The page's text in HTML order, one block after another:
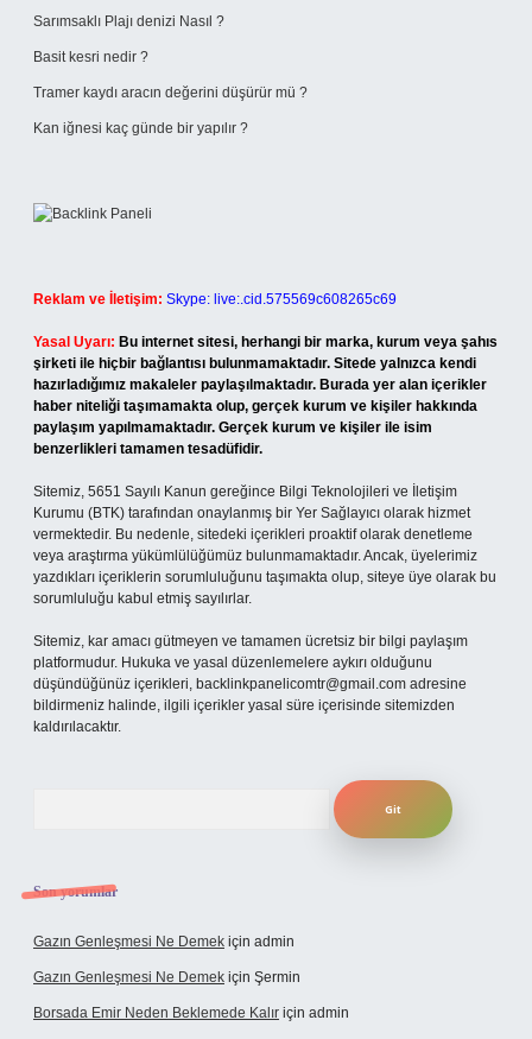
Sarımsaklı Plajı denizi Nasıl ?
Basit kesri nedir ?
Tramer kaydı aracın değerini düşürür mü ?
Kan iğnesi kaç günde bir yapılır ?
Reklam ve İletişim: Skype: live:.cid.575569c608265c69
Yasal Uyarı: Bu internet sitesi, herhangi bir marka, kurum veya şahıs
şirketi ile hiçbir bağlantısı bulunmamaktadır. Sitede yalnızca kendi
hazırladığımız makaleler paylaşılmaktadır. Burada yer alan içerikler
haber niteliği taşımamakta olup, gerçek kurum ve kişiler hakkında
paylaşım yapılmamaktadır. Gerçek kurum ve kişiler ile isim
benzerlikleri tamamen tesadüfidir.
Sitemiz, 5651 Sayılı Kanun gereğince Bilgi Teknolojileri ve İletişim
Kurumu (BTK) tarafından onaylanmış bir Yer Sağlayıcı olarak hizmet
vermektedir. Bu nedenle, sitedeki içerikleri proaktif olarak denetleme
veya araştırma yükümlülüğümüz bulunmamaktadır. Ancak, üyelerimiz
yazdıkları içeriklerin sorumluluğunu taşımakta olup, siteye üye olarak bu
sorumluluğu kabul etmiş sayılırlar.
Sitemiz, kar amacı gütmeyen ve tamamen ücretsiz bir bilgi paylaşım
platformudur. Hukuka ve yasal düzenlemelere aykırı olduğunu
düşündüğünüz içerikleri, backlinkpanelicomtr@gmail.com adresine
bildirmeniz halinde, ilgili içerikler yasal süre içerisinde sitemizden
kaldırılacaktır.
Son yorumlar
Gazın Genleşmesi Ne Demek için admin
Gazın Genleşmesi Ne Demek için Şermin
Borsada Emir Neden Beklemede Kalır için admin